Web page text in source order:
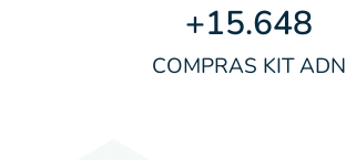
COMPRAS KIT ADN
+15.648